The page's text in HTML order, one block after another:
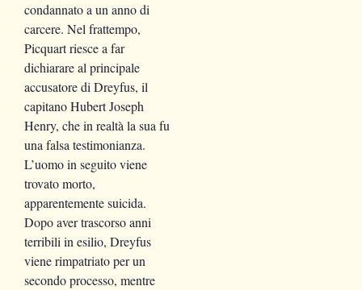
condannato a un anno di
carcere. Nel frattempo,
Picquart riesce a far
dichiarare al principale
accusatore di Dreyfus, il
capitano Hubert Joseph
Henry, che in realtà la sua fu
una falsa testimonianza.
L’uomo in seguito viene
trovato morto,
apparentemente suicida.
Dopo aver trascorso anni
terribili in esilio, Dreyfus
viene rimpatriato per un
secondo processo, mentre